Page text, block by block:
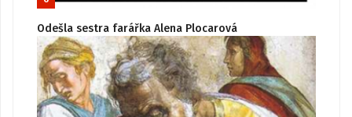
Odešla sestra farářka Alena Plocarová